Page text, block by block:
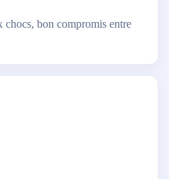
chocs, bon compromis entre